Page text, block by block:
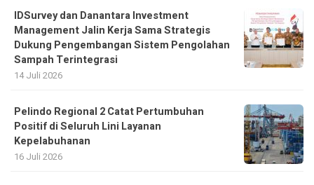
IDSurvey dan Danantara Investment
Management Jalin Kerja Sama Strategis
Dukung Pengembangan Sistem Pengolahan
Sampah Terintegrasi
14 Juli 2026
Pelindo Regional 2 Catat Pertumbuhan
Positif di Seluruh Lini Layanan
Kepelabuhanan
16 Juli 2026